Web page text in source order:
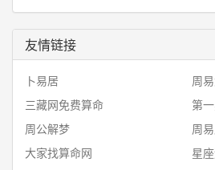
友情链接
卜易居
周
三藏网免费算命
第
周公解梦
周
大家找算命网
星